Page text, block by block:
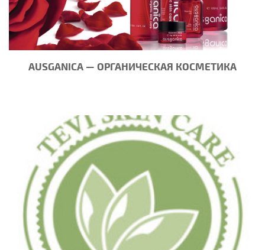
AUSGANICA — ОРГАНИЧЕСКАЯ КОСМЕТИКА